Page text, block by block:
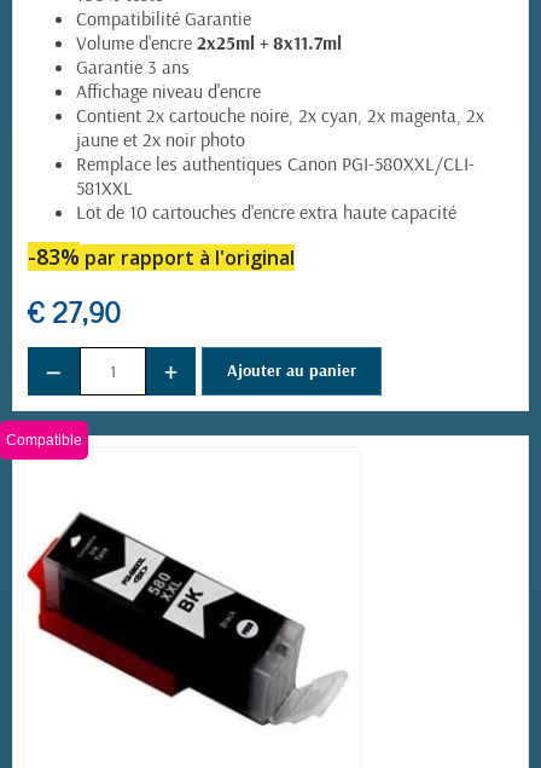
Compatibilité Garantie
Volume d'encre 2x25ml + 8x11.7ml
Garantie 3 ans
Affichage niveau d'encre
Contient 2x cartouche noire, 2x cyan, 2x magenta, 2x
jaune et 2x noir photo
Remplace les authentiques Canon PGI-580XXL/CLI-
581XXL
Lot de 10 cartouches d'encre extra haute capacité
-83% par rapport à l'original
€ 27,90
− + Ajouter au panier
Compatible